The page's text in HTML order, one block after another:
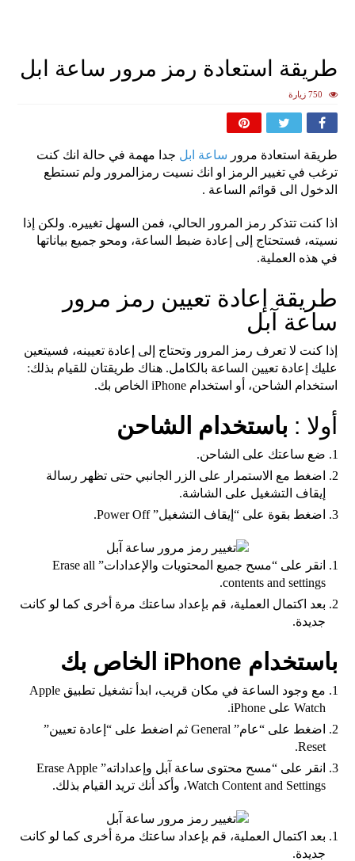
طريقة استعادة رمز مرور ساعة ابل
750 زيارة
طريقة استعادة مرور ساعة ابل جدا مهمة في حالة انك كنت
ترغب في تغيير الرمز او انك نسيت رمزالمرور ولم تستطع
الدخول الى قوائم الساعة .
اذا كنت تتذكر رمز المرور الحالي، فمن السهل تغييره. ولكن إذا
نسيته، فستحتاج إلى إعادة ضبط الساعة، ومحو جميع بياناتها
في هذه العملية.
طريقة إعادة تعيين رمز مرور
ساعة آبل
إذا كنت لا تعرف رمز المرور وتحتاج إلى إعادة تعيينه، فسيتعين
عليك إعادة تعيين الساعة بالكامل. هناك طريقتان للقيام بذلك:
استخدام الشاحن، أو استخدام iPhone الخاص بك.
أولا : باستخدام الشاحن
ضع ساعتك على الشاحن.
اضغط مع الاستمرار على الزر الجانبي حتى تظهر رسالة
إيقاف التشغيل على الشاشة.
اضغط بقوة على “إيقاف التشغيل” Power Off.
انقر على “مسح جميع المحتويات والإعدادات” Erase all
contents and settings.
بعد اكتمال العملية، قم بإعداد ساعتك مرة أخرى كما لو كانت
جديدة.
باستخدام iPhone الخاص بك
مع وجود الساعة في مكان قريب، ابدأ تشغيل تطبيق Apple
Watch على iPhone.
اضغط على “عام” General ثم اضغط على “إعادة تعيين”
Reset.
انقر على “مسح محتوى ساعة آبل وإعداداته” Erase Apple
Watch Content and Settings، وأكد أنك تريد القيام بذلك.
بعد اكتمال العملية، قم بإعداد ساعتك مرة أخرى كما لو كانت
جديدة.